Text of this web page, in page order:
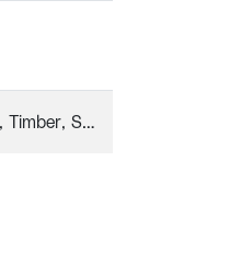
Timber Steel